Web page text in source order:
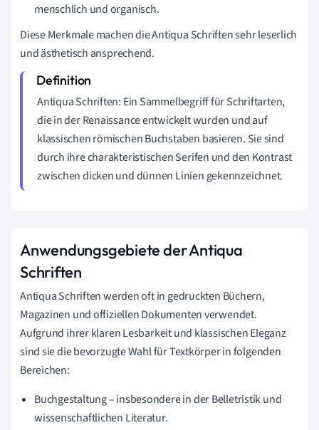
menschlich und organisch.
Diese Merkmale machen die Antiqua Schriften sehr leserlich
und ästhetisch ansprechend.
Antiqua Schriften: Ein Sammelbegriff für Schriftarten,
die in der Renaissance entwickelt wurden und auf
klassischen römischen Buchstaben basieren. Sie sind
durch ihre charakteristischen Serifen und den Kontrast
zwischen dicken und dünnen Linien gekennzeichnet.
Anwendungsgebiete der Antiqua
Schriften
Antiqua Schriften werden oft in gedruckten Büchern,
Magazinen und offiziellen Dokumenten verwendet.
Aufgrund ihrer klaren Lesbarkeit und klassischen Eleganz
sind sie die bevorzugte Wahl für Textkörper in folgenden
Bereichen:
Buchgestaltung – insbesondere in der Belletristik und
wissenschaftlichen Literatur.